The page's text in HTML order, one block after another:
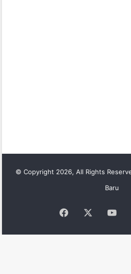
© Copyright 2026, All Rights
Baru
Facebook